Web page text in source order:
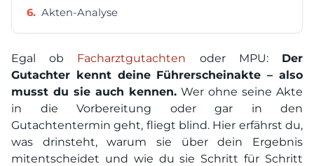
Akten-Analyse
Egal ob Facharztgutachten oder MPU: Der
Gutachter kennt deine Führerscheinakte – also
musst du sie auch kennen. Wer ohne seine Akte
in die Vorbereitung oder gar in den
Gutachtentermin geht, fliegt blind. Hier erfährst du,
was drinsteht, warum sie über dein Ergebnis
mitentscheidet und wie du sie Schritt für Schritt